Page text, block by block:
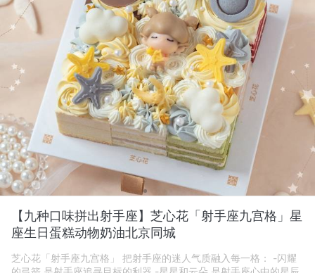
【九种口味拼出射手座】芝心花「射手座九宫格」星
座生日蛋糕动物奶油北京同城
芝心花「射手座九宫格」 把射手座的迷人气质融入每一格： -闪耀